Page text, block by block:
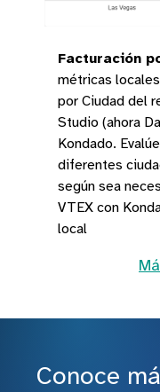
Facturación
métricas
por Ciudad del
Studio (ahora
Kondado.
diferentes
según sea
VTEX con
local
Conoce